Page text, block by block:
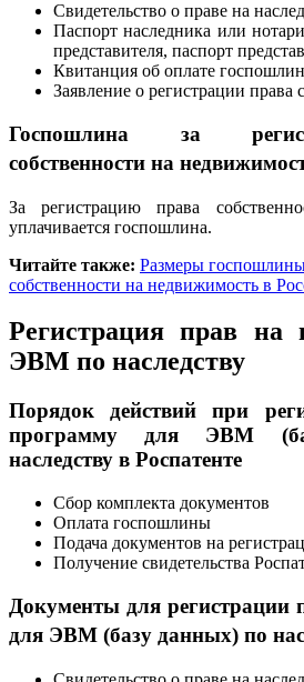
Свидетельство о праве на
Паспорт наследника или
представителя, паспорт
Квитанция об оплате
Заявление о регистрации права
Госпошлина за
собственности на
За регистрацию права
уплачивается госпошлина.
Читайте также: Размеры
собственности на недвижимость в
Регистрация прав на
ЭВМ по наследству
Порядок действий при
программу для ЭВМ
наследству в Роспатенте
Сбор комплекта документов
Оплата госпошлины
Подача документов на
Получение свидетельства
Документы для регистрации
для ЭВМ (базу данных) по